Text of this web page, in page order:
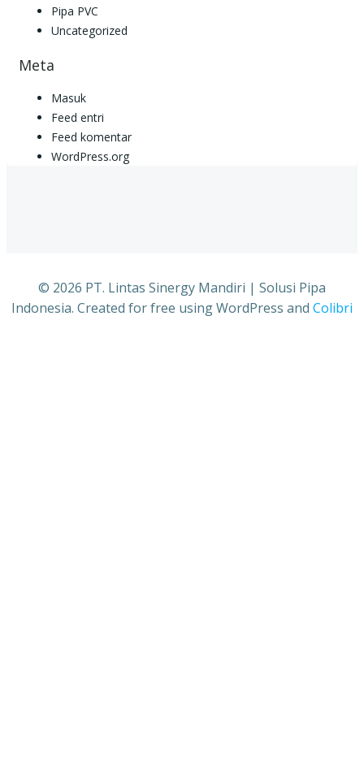
Pipa PVC
Uncategorized
Meta
Masuk
Feed entri
Feed komentar
WordPress.org
© 2026 PT. Lintas Sinergy Mandiri | Solusi Pipa
Indonesia. Created for free using WordPress and Colibri